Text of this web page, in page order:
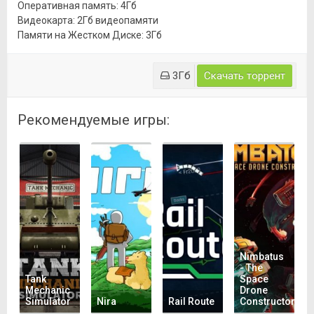
Оперативная память: 4Гб
Видеокарта: 2Гб видеопамяти
Памяти на Жестком Диске: 3Гб
3Гб Скачать торрент
Рекомендуемые игры:
Tank
Mechanic
Simulator
Nira Rail Route
Nimbatus
- The
Space
Drone
Constructor